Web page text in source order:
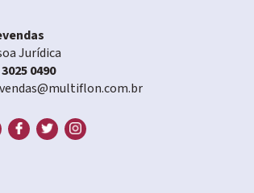
Jurídica
0490